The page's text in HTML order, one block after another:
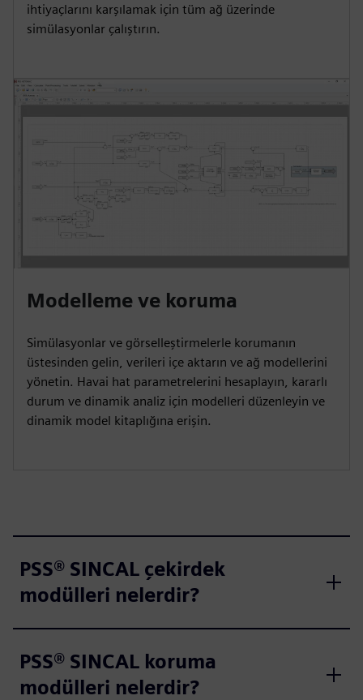
ihtiyaçlarını karşılamak için tüm ağ üzerinde
simülasyonlar çalıştırın.
Modelleme ve koruma
Simülasyonlar ve görselleştirmelerle korumanın
üstesinden gelin, verileri içe aktarın ve ağ modellerini
yönetin. Havai hat parametrelerini hesaplayın, kararlı
durum ve dinamik analiz için modelleri düzenleyin ve
dinamik model kitaplığına erişin.
PSS® SINCAL çekirdek
modülleri nelerdir?
PSS® SINCAL koruma
modülleri nelerdir?